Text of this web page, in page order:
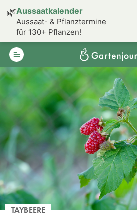
TAYBEERE
🌿Aussaatkalender
Aussaat- & Pflanztermine
für 130+ Pflanzen!